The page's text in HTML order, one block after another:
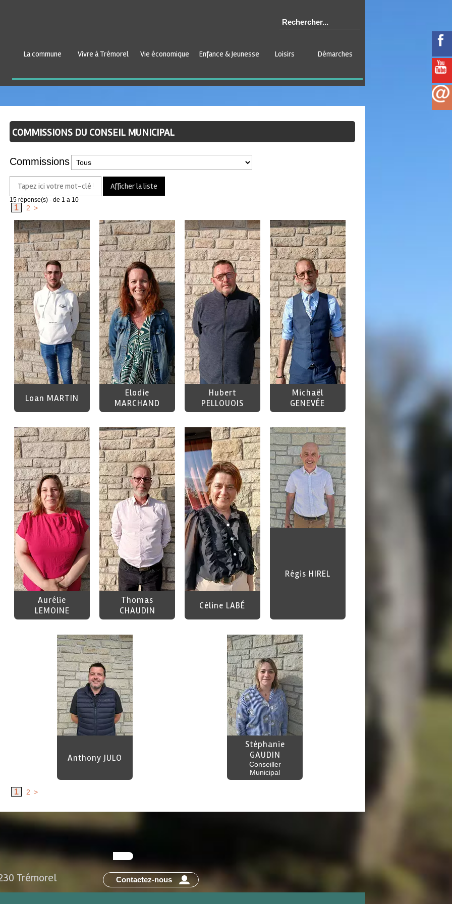
La commune Vivre à Trémorel Vie économique Enfance & Jeunesse Loisirs Démarches
COMMISSIONS DU CONSEIL MUNICIPAL
Commissions
15 réponse(s) - de 1 a 10
1 2 >
Loan MARTIN
Elodie
MARCHAND
Hubert
PELLOUOIS
Michaël
GENEVÉE
Aurélie
LEMOINE
Thomas
CHAUDIN
Céline LABÉ
Régis HIREL
Anthony JULO
Stéphanie
GAUDIN
Conseiller
Municipal
1 2 >
Trémorel Contactez-nous